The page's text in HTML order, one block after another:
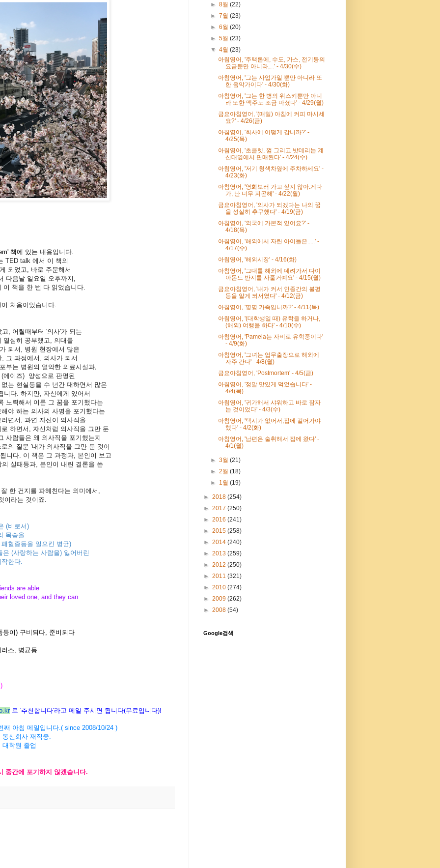
책에 있는 내용입니다.
TED talk 에서 이 책의
되었고, 바로 주문해서
다음날 일요일 오후까지,
이 책을 한 번 다 읽었습니다.
처음이었습니다.
, 어릴때부터 '의사'가 되는
열심히 공부했고, 의대를
되서, 병원 현장에서 많은
그 과정에서, 의사가 되서
부는 병원의 열악한 의료시설과,
에이즈) 양성으로 판명된
는 현실등을 수 년간 대하면서 많은
니다. 하지만, 자신에게 있어서
노력해서 이룬 그 꿈을 포기했다는
야 하는 의사의 사명을 포기했다는
면서, 과연 자신이 의사직을
하면서, 자신처럼 의사직을 그만 둔
사람들은 왜 의사직을 포기했는지
의 질문 '내가 의사직을 그만 둔 것이
니다. 이 책은 그 과정과, 본인이 보고
실태등과, 본인이 내린 결론을 쓴
한 건지를 파헤친다는 의미에서,
이라는 것이죠.
(비로서)
목숨을
혈증등을 일으킨 병균)
(사랑하는 사람을) 잃어버린
한다.
are able
loved one, and they can
등이) 구비되다, 준비되다
스, 병균등
로 '추천합니다'라고 메일 주시면 됩니다(무료입니다)!
째 아침 메일입니다.( since 2008/10/24 )
통신회사 재직 중.
학원 졸업
중간에 포기하지 않겠습니 다.
►8월(22)
►7월(23)
►6월(20)
►5월(23)
▼4월(23)
아침영어, '주택론에, 수도, 가스, 전기등의
요금뿐만 아니라,...' - 4/30(수)
아침영어, '그는 사업가일 뿐만 아니라 또
한 음악가이다' - 4/30(화)
아침영어, '그는 한 병의 위스키뿐만 아니
라 또한 맥주도 조금 마셨다' - 4/29(월)
금요아침영어, '(매일) 아침에 커피 마시세
요?' - 4/26(금)
아침영어, '회사에 어떻게 갑니까?' -
4/25(목)
아침영어, '초콜렛, 껌 그리고 밧데리는 계
산대옆에서 판매된다' - 4/24(수)
아침영어, '저기 청색차옆에 주차하세요' -
4/23(화)
아침영어, '영화보러 가고 싶지 않아.게다
가, 난 너무 피곤해' - 4/22(월)
금요아침영어, '의사가 되겠다는 나의 꿈
을 성실히 추구했다' - 4/19(금)
아침영어, '외국에 가본적 있어요?' -
4/18(목)
아침영어, '해외에서 자란 아이들은.....' -
4/17(수)
아침영어, '해외시장' - 4/16(화)
아침영어, '그대를 해외에 데려가서 다이
아몬드 반지를 사줄거예요' - 4/15(월)
금요아침영어, '내가 커서 인종간의 불평
등을 알게 되서였다' - 4/12(금)
아침영어, '몇명 가족입니까?' - 4/11(목)
아침영어, '(대학생일 때) 유학을 하거나,
(해외) 여행을 하다' - 4/10(수)
아침영어, 'Pamela는 자비로 유학중이다'
- 4/9(화)
아침영어, '그녀는 업무출장으로 해외에
자주 간다' - 4/8(월)
금요아침영어, 'Postmortem' - 4/5(금)
아침영어, '정말 맛있게 먹었습니다' -
4/4(목)
아침영어, '귀가해서 샤워하고 바로 잠자
는 것이었다' - 4/3(수)
아침영어, '택시가 없어서,집에 걸어가야
했다' - 4/2(화)
아침영어, '남편은 술취해서 집에 왔다' -
4/1(월)
►3월(21)
►2월(18)
► 1월(19)
► 2018 (254)
► 2017 (250)
► 2016 (241)
► 2015 (258)
► 2014 (240)
► 2013 (259)
► 2012 (250)
► 2011 (321)
► 2010 (274)
► 2009 (262)
► 2008 (54)
Google검색